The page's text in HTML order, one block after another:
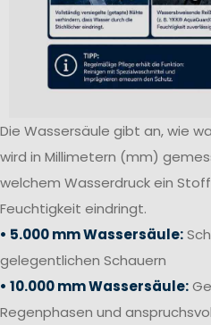
Die Wassersäule gibt an, wie
wird in Millimetern (mm)
welchem Wasserdruck ein
Feuchtigkeit eindringt.
• 5.000 mm Wassersäule:
gelegentlichen Schauern
• 10.000 mm Wassersäule:
Regenphasen und